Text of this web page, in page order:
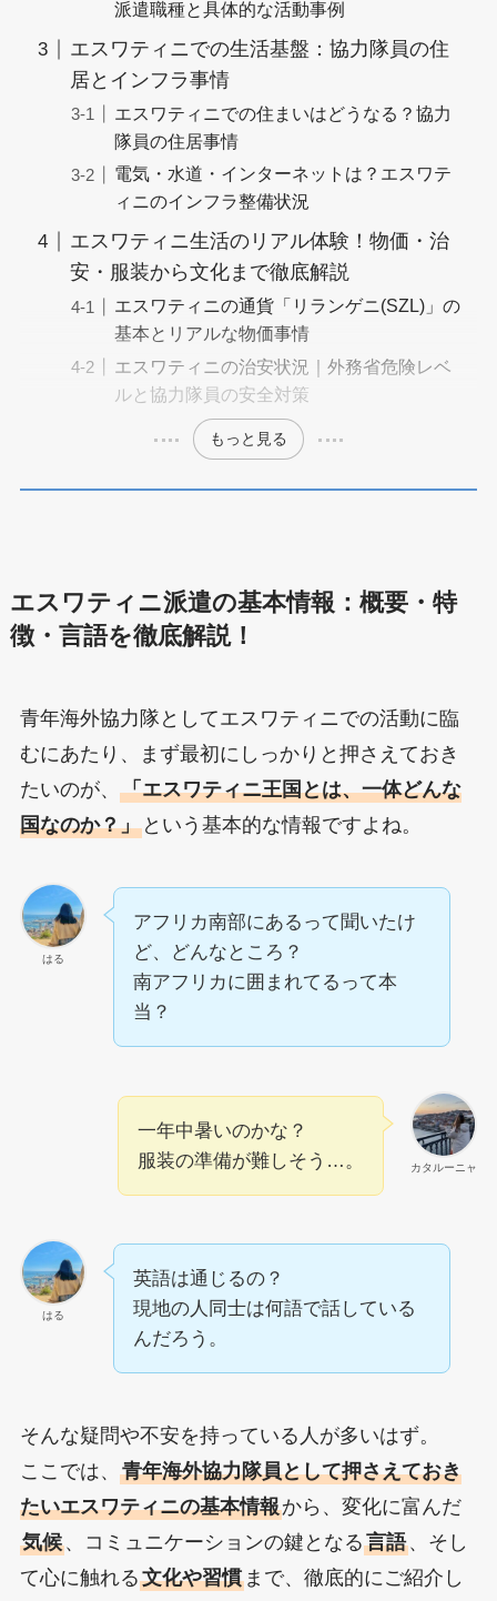
派遣職種と具体的な活動事例
エスワティニでの生活基盤：協力隊員の住
居とインフラ事情
エスワティニでの住まいはどうなる？協力
隊員の住居事情
電気・水道・インターネットは？エスワテ
ィニのインフラ整備状況
エスワティニ生活のリアル体験！物価・治
安・服装から文化まで徹底解説
エスワティニの通貨「リランゲニ(SZL)」の
基本とリアルな物価事情
エスワティニの治安状況｜外務省危険レベ
ルと協力隊員の安全対策
もっと見る
エスワティニ派遣の基本情報：概要・特
徴・言語を徹底解説！
青年海外協力隊としてエスワティニでの活動に臨
むにあたり、まず最初にしっかりと押さえておき
たいのが、 「エスワティニ王国とは、一体どんな
国なのか？」という基本的な情報ですよね。
はる
アフリカ南部にあるって聞いたけ
ど、どんなところ？
南アフリカに囲まれてるって本
当？
カタルーニャ
一年中暑いのかな？
服装の準備が難しそう…。
はる
英語は通じるの？
現地の人同士は何語で話している
んだろう。
そんな疑問や不安を持っている人が多いはず。
ここでは、 青年海外協力隊員として押さえておき
たいエスワティニの基本情報から、変化に富んだ
気候、コミュニケーションの鍵となる言語、そし
て心に触れる文化や習慣まで、徹底的にご紹介し